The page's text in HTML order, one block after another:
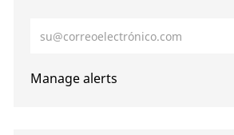
Manage alerts